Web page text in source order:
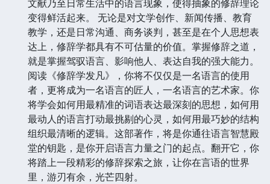
文献乃至日常生活中的语言现象，使得抽象的修辞理论
变得鲜活起来。 无论是对文学创作、新闻传播、教育
教学，还是日常沟通、商务谈判，甚至是在个人思想表
达上，修辞学都具有不可估量的价值。掌握修辞之道，
就是掌握驾驭语言、影响他人、表达自我的强大能力。
阅读《修辞学发凡》，你将不仅仅是一名语言的使用
者，更将成为一名语言的匠人，一名语言的艺术家。你
将学会如何用最精准的词语表达最深刻的思想，如何用
最动人的语言打动最挑剔的心灵，如何用最巧妙的结构
组织最清晰的逻辑。这部著作，将是你通往语言智慧殿
堂的钥匙，是你开启语言力量之门的起点。翻开它，你
将踏上一段精彩的修辞探索之旅，让你在言语的世界
里，游刃有余，光芒四射。